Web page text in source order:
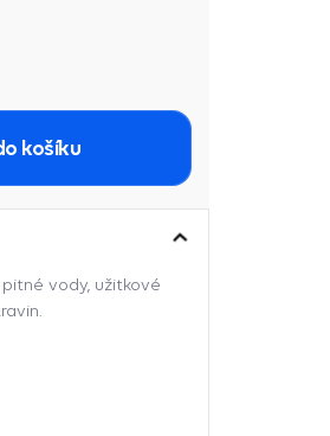
košíku
pitné vody, užitkové